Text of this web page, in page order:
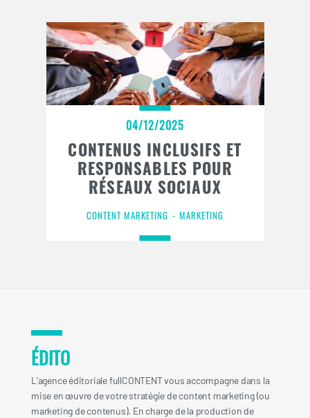
04/12/2025
CONTENUS INCLUSIFS ET
RESPONSABLES POUR
RÉSEAUX SOCIAUX
CONTENT MARKETING MARKETING
ÉDITO
L’agence éditoriale fullCONTENT vous accompagne dans la
mise en œuvre de votre stratégie de content marketing (ou
marketing de contenus). En charge de la production de